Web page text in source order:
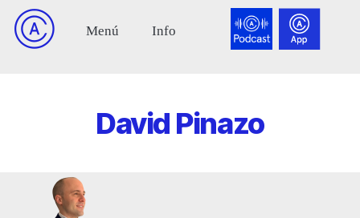
David Pinazo